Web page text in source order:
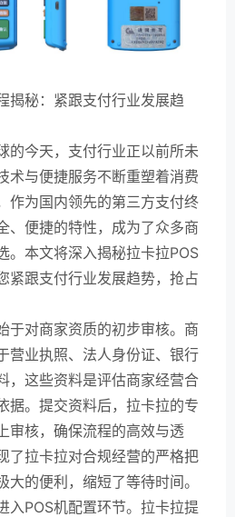
揭秘：紧跟支付行业发展趋
的今天，支付行业正以前所未
术与便捷服务不断重塑着消费
作为国内领先的第三方支付终
、便捷的特性，成为了众多商
。本文将深入揭秘拉卡拉POS
紧跟支付行业发展趋势，抢占
于对商家资质的初步审核。商
营业执照、法人身份证、银行
，这些资料是评估商家经营合
据。提交资料后，拉卡拉的专
审核，确保流程的高效与透
了拉卡拉对合规经营的严格把
的便利，缩短了等待时间。
入POS机配置环节。拉卡拉提